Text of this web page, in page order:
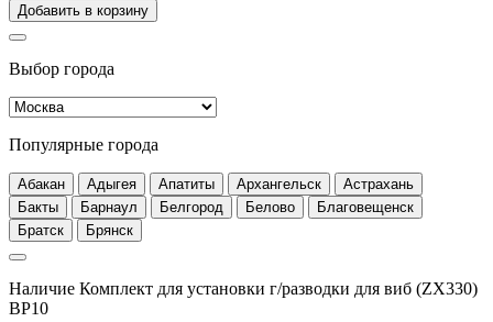
Добавить в корзину
Выбор города
Популярные города
Абакан Адыгея Апатиты Архангельск
Астрахань
Бакты
Барнаул Белгород Белово
Благовещенск
Братск
Брянск
Наличие Комплект для установки г/разводки для виб (ZX330)
BP10